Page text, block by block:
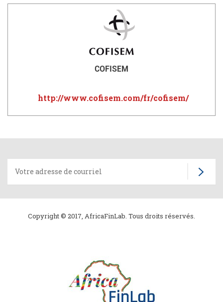
COFISEM
http://www.cofisem.com/fr/cofisem/
Copyright © 2017, AfricaFinLab. Tous droits réservés.